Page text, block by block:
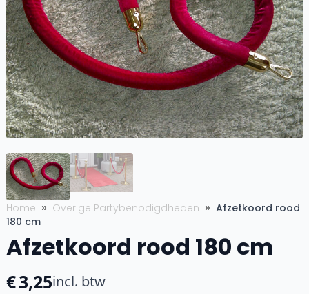
Home Overige Partybenodigdheden
Afzetkoord rood
180 cm
Afzetkoord rood 180 cm
€3,25incl. btw